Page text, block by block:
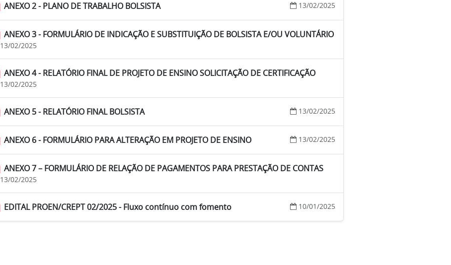
ANEXO 2 - PLANO DE TRABALHO BOLSISTA 13/02/2025
ANEXO 3 - FORMULÁRIO DE INDICAÇÃO E SUBSTITUIÇÃO DE BOLSISTA E/OU VOLUNTÁRIO
13/02/2025
ANEXO 4 - RELATÓRIO FINAL DE PROJETO DE ENSINO SOLICITAÇÃO DE CERTIFICAÇÃO
13/02/2025
ANEXO 5 - RELATÓRIO FINAL BOLSISTA 13/02/2025
ANEXO 6 - FORMULÁRIO PARA ALTERAÇÃO EM PROJETO DE ENSINO 13/02/2025
ANEXO 7 – FORMULÁRIO DE RELAÇÃO DE PAGAMENTOS PARA PRESTAÇÃO DE CONTAS
13/02/2025
EDITAL PROEN/CREPT 02/2025 - Fluxo contínuo com fomento 10/01/2025